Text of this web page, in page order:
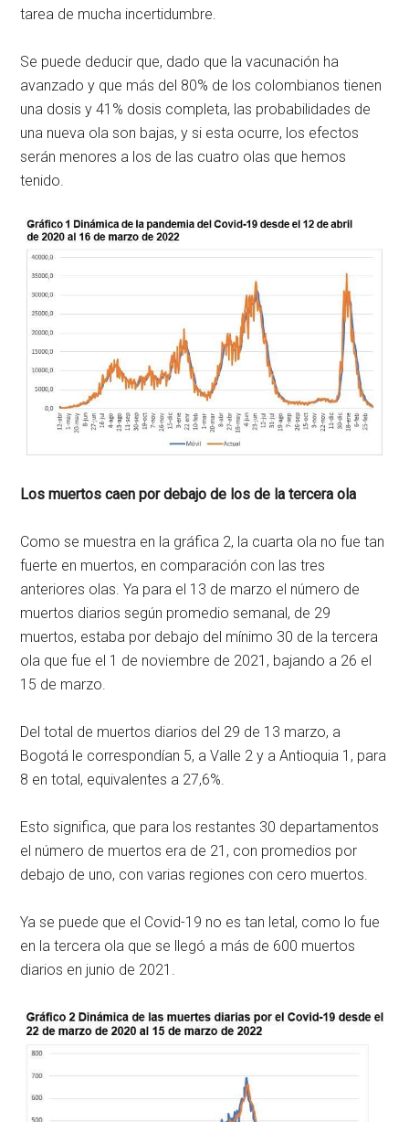
tarea de mucha incertidumbre.
Se puede deducir que, dado que la vacunación ha
avanzado y que más del 80% de los colombianos tienen
una dosis y 41% dosis completa, las probabilidades de
una nueva ola son bajas, y si esta ocurre, los efectos
serán menores a los de las cuatro olas que hemos
tenido.
Los muertos caen por debajo de los de la tercera ola
Como se muestra en la gráfica 2, la cuarta ola no fue tan
fuerte en muertos, en comparación con las tres
anteriores olas. Ya para el 13 de marzo el número de
muertos diarios según promedio semanal, de 29
muertos, estaba por debajo del mínimo 30 de la tercera
ola que fue el 1 de noviembre de 2021, bajando a 26 el
15 de marzo.
Del total de muertos diarios del 29 de 13 marzo, a
Bogotá le correspondían 5, a Valle 2 y a Antioquia 1, para
8 en total, equivalentes a 27,6%.
Esto significa, que para los restantes 30 departamentos
el número de muertos era de 21, con promedios por
debajo de uno, con varias regiones con cero muertos.
Ya se puede que el Covid-19 no es tan letal, como lo fue
en la tercera ola que se llegó a más de 600 muertos
diarios en junio de 2021.